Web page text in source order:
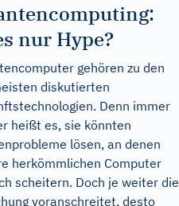
nur Hype?
gehören zu den
diskutierten
Denn immer
heißt es, sie könnten
lösen, an denen
herkömmlichen Computer
scheitern. Doch je weiter die
voranschreitet, desto